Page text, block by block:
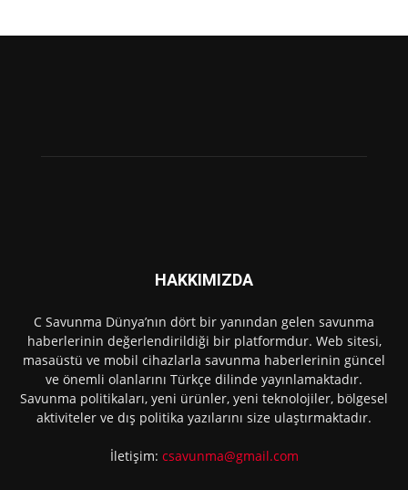
HAKKIMIZDA
C Savunma Dünya’nın dört bir yanından gelen savunma
haberlerinin değerlendirildiği bir platformdur. Web sitesi,
masaüstü ve mobil cihazlarla savunma haberlerinin güncel
ve önemli olanlarını Türkçe dilinde yayınlamaktadır.
Savunma politikaları, yeni ürünler, yeni teknolojiler, bölgesel
aktiviteler ve dış politika yazılarını size ulaştırmaktadır.
İletişim: csavunma@gmail.com